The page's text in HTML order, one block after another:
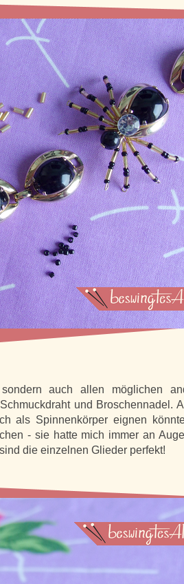
auch allen möglichen
und Broschennadel.
als Spinnenkörper eignen
- sie hatte mich immer an
die einzelnen Glieder perfekt!